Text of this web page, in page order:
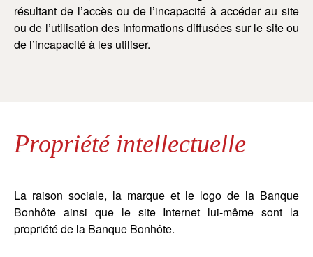
résultant de l’accès ou de l’incapacité à accéder au site
ou de l’utilisation des informations diffusées sur le site ou
de l’incapacité à les utiliser.
Propriété intellectuelle
La raison sociale, la marque et le logo de la Banque
Bonhôte ainsi que le site Internet lui-même sont la
propriété de la Banque Bonhôte.